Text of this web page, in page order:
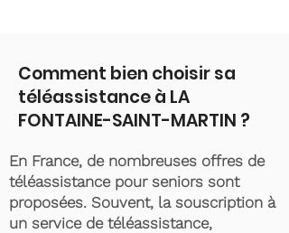
Comment bien choisir sa
téléassistance à LA
FONTAINE-SAINT-MARTIN ?
En France, de nombreuses offres de
téléassistance pour seniors sont
proposées. Souvent, la souscription à
un service de téléassistance,